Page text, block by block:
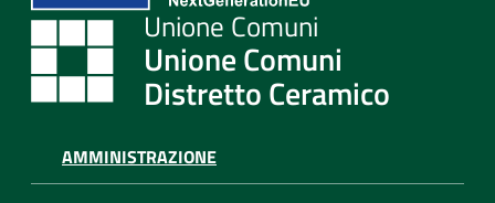
Unione Comuni
Distretto Ceramico
AMMINISTRAZIONE